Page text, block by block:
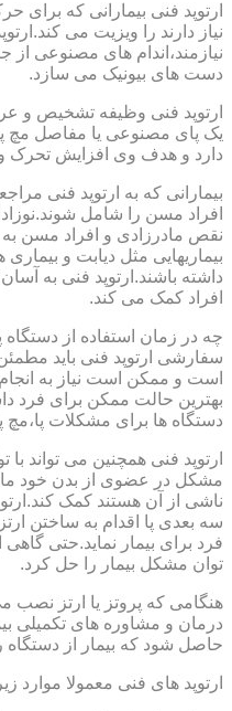
ارتوپد فنی بیمارانی که
نیاز دارند را ویزیت می
نیازمند،اندام های مصنوعی از
دست های بیونیک می سازد.
ارتوپد فنی وظیفه تشخیص و
یک پای مصنوعی یا مفاصل مچ
دارد و هدف وی افزایش تحرک
بیمارانی که به ارتوپد فنی
افراد مسن را شامل
نقص مادرزادی و افراد مسن به
بیماریهایی مثل دیابت و
داشته باشند.ارتوپد فنی به
افراد کمک می کند.
چه در زمان استفاده از
سفارشی ارتوپد فنی باید
است و ممکن است نیاز به انجام
بهترین حالت ممکن برای فرد
دستگاه ها برای مشکلات
ارتوپد فنی همچنین می تواند با
مشکل در عضوی از بدن خود
ناشی از آن هستند کمک
سه بعدی پا اقدام به ساختن
فرد برای بیمار نماید.حتی
توان مشکل بیمار را حل کرد.
هنگامی که پروتز یا ارتز نصب
درمان و مشاوره های تکمیلی
حاصل شود که بیمار از
ارتوپد های فنی معمولا موارد